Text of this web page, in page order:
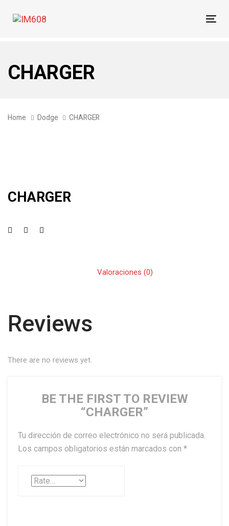
links
to
to
CHARGER
Home Dodge CHARGER
CHARGER
Valoraciones (0)
Reviews
There are no reviews yet.
BE THE FIRST TO REVIEW
“CHARGER”
Tu dirección de correo electrónico no será publicada.
Los campos obligatorios están marcados con *